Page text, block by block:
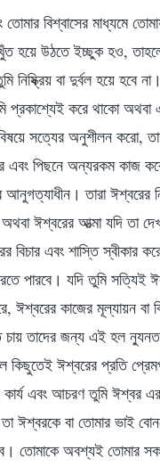
বিশ্বাসের মাধ্যমে
হয়ে উঠতে ইচ্ছুক হও,
বা দুর্বল হয়ে হবে
প্রকাশ্যেই করে থাকো অথবা
সত্যের অনুশীলন করো,
পিছনে অন্যরকম কাজ
তারা ঈশ্বরের
ঈশ্বরের আত্মা যদি তা
এবং শাস্তি স্বীকার
পারবে। যদি তুমি সত্যিই
কাজের মূল্যায়ন বা
চায় তাদের জন্য এই হল
ঈশ্বরের প্রতি
এবং আচরণ তুমি ঈশ্বর
ঈশ্বরকে বা তোমার ভাই
তোমাকে অবশ্যই তোমার